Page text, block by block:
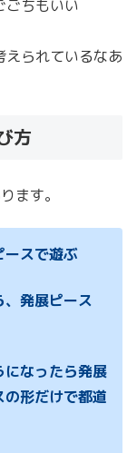
ごちもいい
えられているなあ
方
ます。
ースで遊ぶ
発展ピース
になったら発展
形だけで都道